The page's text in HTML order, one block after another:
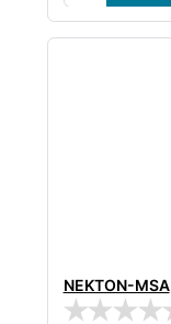
NEKTON-MSA